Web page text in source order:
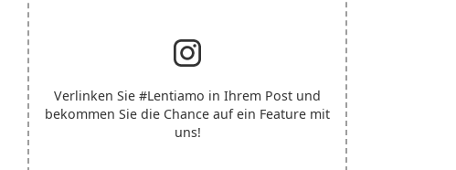
Verlinken Sie #Lentiamo in Ihrem Post und
bekommen Sie die Chance auf ein Feature mit
uns!